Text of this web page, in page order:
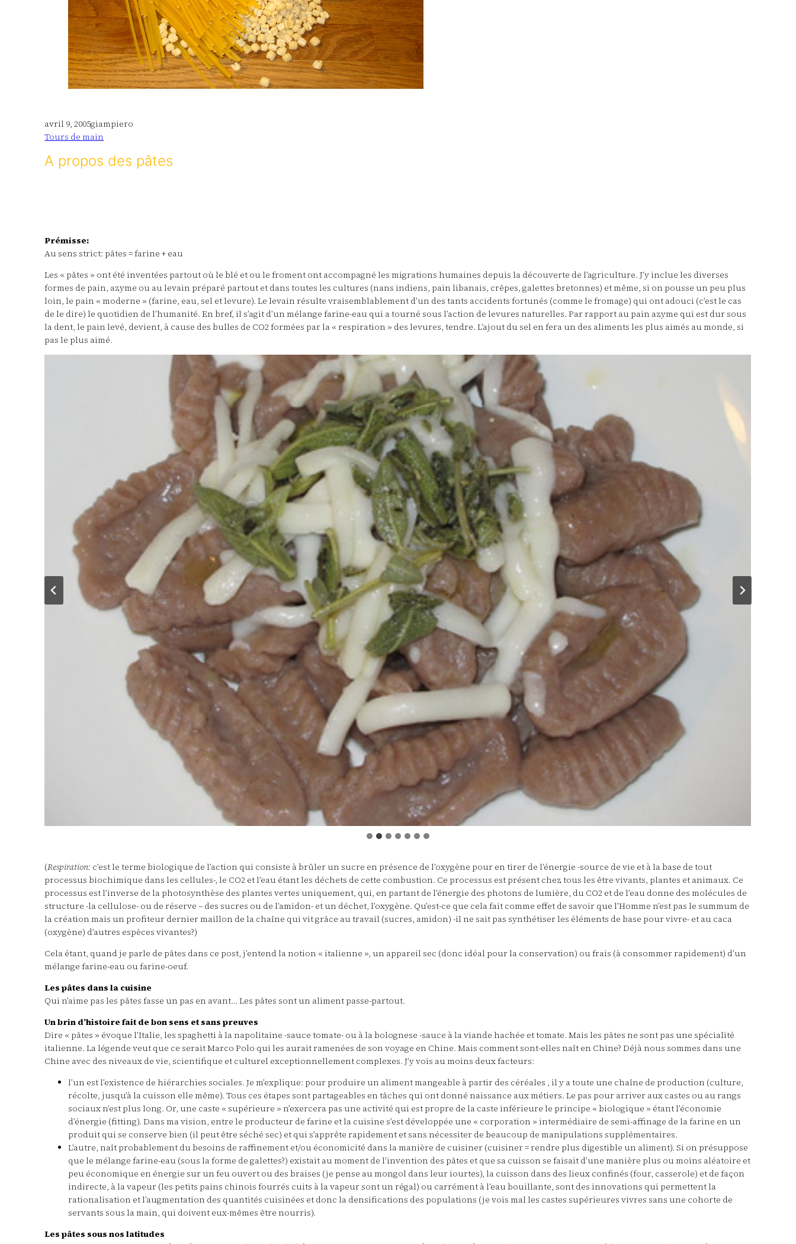
avril 9, 2005giampiero
Tours de main
A propos des pâtes
Prémisse:
Au sens strict: pâtes = farine + eau
Les « pâtes » ont été inventées partout où le blé et ou le froment ont accompagné les migrations humaines depuis la découverte de l’agriculture. J’y inclue les diverses
formes de pain, azyme ou au levain préparé partout et dans toutes les cultures (nans indiens, pain libanais, crêpes, galettes bretonnes) et même, si on pousse un peu plus
loin, le pain « moderne » (farine, eau, sel et levure). Le levain résulte vraisemblablement d’un des tants accidents fortunés (comme le fromage) qui ont adouci (c’est le cas
de le dire) le quotidien de l’humanité. En bref, il s’agit d’un mélange farine-eau qui a tourné sous l’action de levures naturelles. Par rapport au pain azyme qui est dur sous
la dent, le pain levé, devient, à cause des bulles de CO2 formées par la « respiration » des levures, tendre. L’ajout du sel en fera un des aliments les plus aimés au monde, si
pas le plus aimé.
(Respiration: c’est le terme biologique de l’action qui consiste à brûler un sucre en présence de l’oxygène pour en tirer de l’énergie -source de vie et à la base de tout
processus biochimique dans les cellules-, le CO2 et l’eau étant les déchets de cette combustion. Ce processus est présent chez tous les être vivants, plantes et animaux. Ce
processus est l’inverse de la photosynthèse des plantes vertes uniquement, qui, en partant de l’énergie des photons de lumière, du CO2 et de l’eau donne des molécules de
structure -la cellulose- ou de réserve – des sucres ou de l’amidon- et un déchet, l’oxygène. Qu’est-ce que cela fait comme effet de savoir que l’Homme n’est pas le summum de
la création mais un profiteur dernier maillon de la chaîne qui vit grâce au travail (sucres, amidon) -il ne sait pas synthétiser les éléments de base pour vivre- et au caca
(oxygène) d’autres espèces vivantes?)
Cela étant, quand je parle de pâtes dans ce post, j’entend la notion « italienne », un appareil sec (donc idéal pour la conservation) ou frais (à consommer rapidement) d’un
mélange farine-eau ou farine-oeuf.
Les pâtes dans la cuisine
Qui n’aime pas les pâtes fasse un pas en avant… Les pâtes sont un aliment passe-partout.
Un brin d’histoire fait de bon sens et sans preuves
Dire « pâtes » évoque l’Italie, les spaghetti à la napolitaine -sauce tomate- ou à la bolognese -sauce à la viande hachée et tomate. Mais les pâtes ne sont pas une spécialité
italienne. La légende veut que ce serait Marco Polo qui les aurait ramenées de son voyage en Chine. Mais comment sont-elles naît en Chine? Déjà nous sommes dans une
Chine avec des niveaux de vie, scientifique et culturel exceptionnellement complexes. J’y vois au moins deux facteurs:
l’un est l’existence de hiérarchies sociales. Je m’explique: pour produire un aliment mangeable à partir des céréales , il y a toute une chaîne de production (culture,
récolte, jusqu’à la cuisson elle même). Tous ces étapes sont partageables en tâches qui ont donné naissance aux métiers. Le pas pour arriver aux castes ou au rangs
sociaux n’est plus long. Or, une caste « supérieure » n’exercera pas une activité qui est propre de la caste inférieure le principe « biologique » étant l’économie
d’énergie (fitting). Dans ma vision, entre le producteur de farine et la cuisine s’est développée une « corporation » intermédiaire de semi-affinage de la farine en un
produit qui se conserve bien (il peut être séché sec) et qui s’apprête rapidement et sans nécessiter de beaucoup de manipulations supplémentaires.
L’autre, naît probablement du besoins de raffinement et/ou économicité dans la manière de cuisiner (cuisiner = rendre plus digestible un aliment). Si on présuppose
que le mélange farine-eau (sous la forme de galettes?) existait au moment de l’invention des pâtes et que sa cuisson se faisait d’une manière plus ou moins aléatoire et
peu économique en énergie sur un feu ouvert ou des braises (je pense au mongol dans leur iourtes), la cuisson dans des lieux confinés (four, casserole) et de façon
indirecte, à la vapeur (les petits pains chinois fourrés cuits à la vapeur sont un régal) ou carrément à l’eau bouillante, sont des innovations qui permettent la
rationalisation et l’augmentation des quantités cuisinées et donc la densifications des populations (je vois mal les castes supérieures vivres sans une cohorte de
servants sous la main, qui doivent eux-mêmes être nourris).
Les pâtes sous nos latitudes